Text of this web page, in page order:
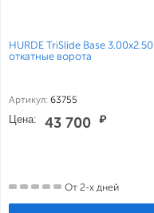
HURDE TriSlide Base 3.00x2.50
откатные ворота
Артикул: 63755
Цена: 43 700 ₽
От 2-х дней